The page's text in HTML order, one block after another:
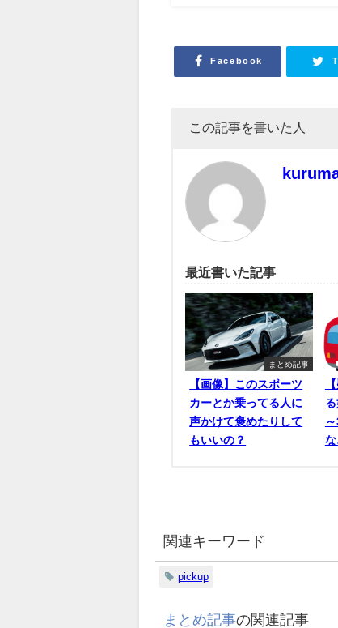
Facebook
この記事を書いた人
最近書いた記事
まとめ記事
【画像】このスポーツ
カーとか乗ってる人に
声かけて褒めたりして
もいいの？
関連キーワード
pickup
まとめ記事の関連記事